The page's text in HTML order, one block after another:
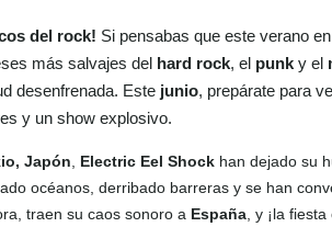
del rock! Si pensabas que este verano
más salvajes del hard rock, el punk y el
desenfrenada. Este junio, prepárate para
y un show explosivo.
Japón, Electric Eel Shock han dejado su
océanos, derribado barreras y se han
traen su caos sonoro a España, y ¡la